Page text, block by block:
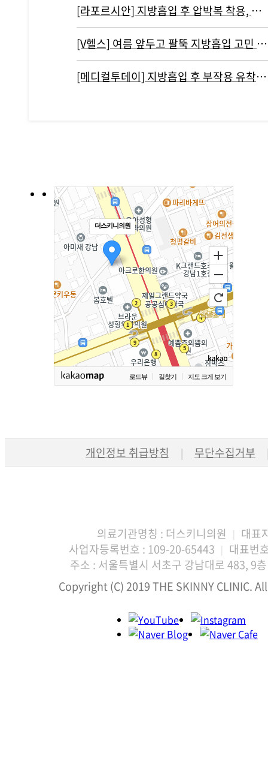
[라포르시안] 지방흡입 후 압박복 착용, 결과에 영향 주지 않아...통증…
[V헬스] 여름 앞두고 팔뚝 지방흡입 고민 중이라면 '이것' 주의해야
[메디컬투데이] 지방흡입 후 부작용 유착현상인 ‘바이오본드’ 개선하려면?
더스키니의원
로드뷰 길찾기 지도 크게 보기
개인정보 취급방침 | 무단수집거부
의료기관명칭 : 더스키니의원 |
대표
사업자등록번호 : 109-20-65443 |
대표번
주소 : 서울특별시 서초구 강남대로 483, 9
Copyright (C) 2019 THE SKINNY CLINIC.